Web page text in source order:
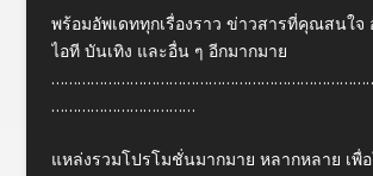
พร้อมอัพเดททุกเรื่องราว ข่าวสารที่คุณสนใจ
ไอที บันเทิง และอื่น ๆ อีกมากมาย
……………………………
แหล่งรวมโปรโมชั่นมากมาย หลากหลาย เพื่